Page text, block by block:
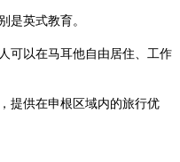
是英式教育。
可以在马耳他自由居住、工作
提供在申根区域内的旅行优